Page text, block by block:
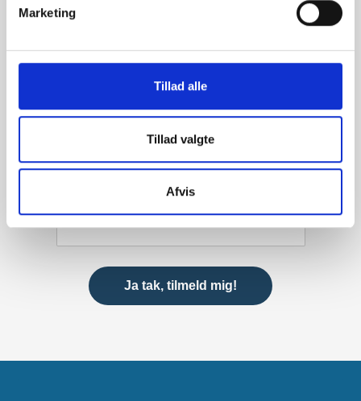
Marketing
Tillad alle
Tillad valgte
Afvis
Vi deler ny værdifuld viden, og holder dig opdateret på love